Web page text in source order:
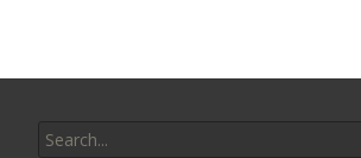
for: